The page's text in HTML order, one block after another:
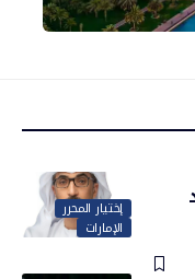
إختيار المحرر
الإمارات